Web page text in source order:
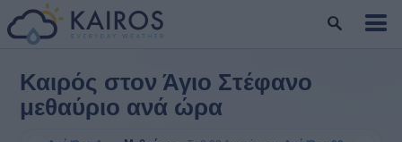
Καιρός στον Άγιο Στέφανο
μεθαύριο ανά ώρα